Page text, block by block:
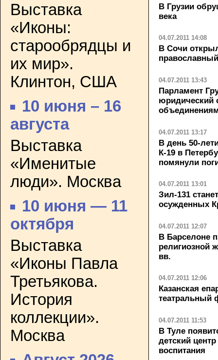
Выставка
«Иконы:
старообрядцы и
их мир».
Клинтон, США
10 июня – 16
августа
Выставка
«Именитые
люди». Москва
10 июня — 11
октября
Выставка
«Иконы Павла
Третьякова.
История
коллекции».
Москва
В Грузии
века
04.07.2011 14:08
В Сочи
04.07.2011 13:43
Парламент
юридический
04.07.2011 13:17
В день 50-
К-19 в
помянули
04.07.2011 13:01
Зил-131
осужденных
04.07.2011 12:07
В Барселоне
религиозной
вв.
04.07.2011 12:06
Казанская
театральный
04.07.2011 11:53
В Туле
детский
воспитания